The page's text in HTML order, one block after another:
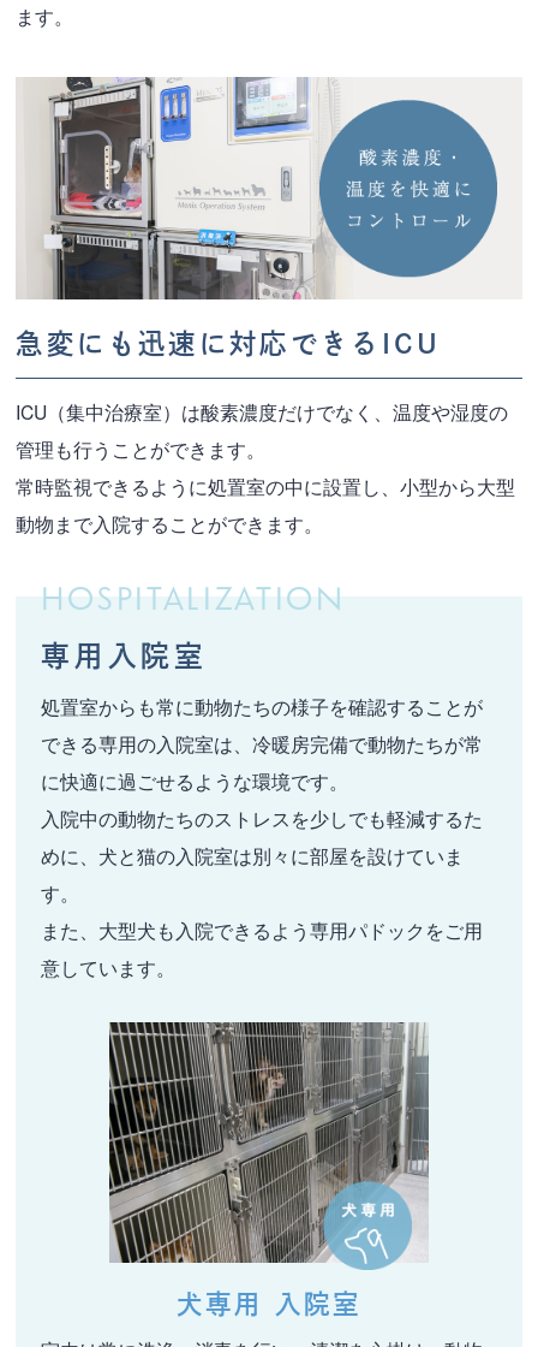
ます。
急変にも迅速に対応できるICU
ICU（集中治療室）は酸素濃度だけでなく、温度や湿度の
管理も行うことができます。
常時監視できるように処置室の中に設置し、小型から大型
動物まで入院することができます。
HOSPITALIZATION
専用入院室
処置室からも常に動物たちの様子を確認することが
できる専用の入院室は、冷暖房完備で動物たちが常
に快適に過ごせるような環境です。
入院中の動物たちのストレスを少しでも軽減するた
めに、犬と猫の入院室は別々に部屋を設けていま
す。
また、大型犬も入院できるよう専用パドックをご用
意しています。
犬専用 入院室